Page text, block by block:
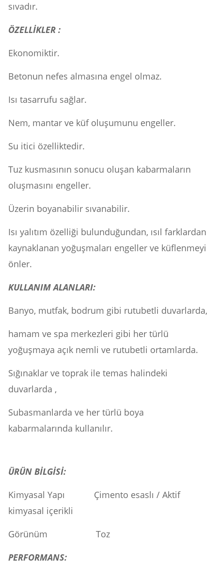
sıvadır.
ÖZELLİKLER :
Ekonomiktir.
Betonun nefes almasına engel olmaz.
Isı tasarrufu sağlar.
Nem, mantar ve küf oluşumunu engeller.
Su itici özelliktedir.
Tuz kusmasının sonucu oluşan kabarmaların
oluşmasını engeller.
Üzerin boyanabilir sıvanabilir.
Isı yalıtım özelliği bulunduğundan, ısıl farklardan
kaynaklanan yoğuşmaları engeller ve küflenmeyi
önler.
KULLANIM ALANLARI:
Banyo, mutfak, bodrum gibi rutubetli duvarlarda,
hamam ve spa merkezleri gibi her türlü
yoğuşmaya açık nemli ve rutubetli ortamlarda.
Sığınaklar ve toprak ile temas halindeki
duvarlarda ,
Subasmanlarda ve her türlü boya
kabarmalarında kullanılır.
ÜRÜN BİLGİSİ:
Kimyasal Yapı Çimento esaslı / Aktif
kimyasal içerikli
Görünüm Toz
PERFORMANS: